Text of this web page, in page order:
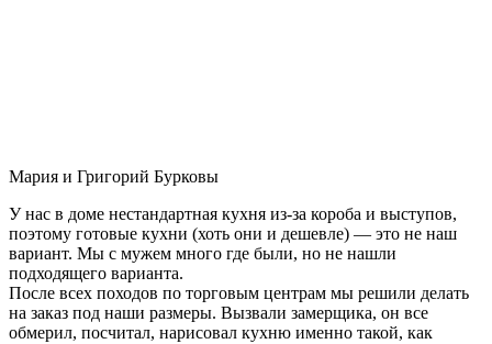
Мария и Григорий Бурковы
У нас в доме нестандартная кухня из-за короба и выступов,
поэтому готовые кухни (хоть они и дешевле) — это не наш
вариант. Мы с мужем много где были, но не нашли
подходящего варианта.
После всех походов по торговым центрам мы решили делать
на заказ под наши размеры. Вызвали замерщика, он все
обмерил, посчитал, нарисовал кухню именно такой, как